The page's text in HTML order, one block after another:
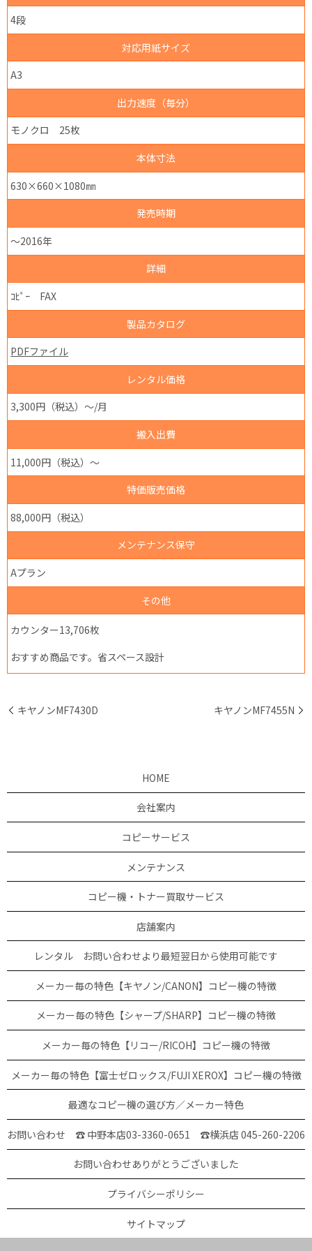
4段
対応用紙サイズ
A3
出力速度（毎分）
モノクロ 25枚
本体寸法
630×660×1080㎜
発売時期
～2016年
詳細
ｺﾋﾟｰ FAX
製品カタログ
PDFファイル
レンタル価格
3,300円（税込）～/月
搬入出費
11,000円（税込）～
特価販売価格
88,000円（税込）
メンテナンス保守
Aプラン
その他
カウンター13,706枚
おすすめ商品です。省スペース設計
キヤノンMF7430D キヤノンMF7455N
HOME
会社案内
コピーサービス
メンテナンス
コピー機・トナー買取サービス
店舗案内
レンタル お問い合わせより最短翌日から使用可能です
メーカー毎の特色【キヤノン/CANON】コピー機の特徴
メーカー毎の特色【シャープ/SHARP】コピー機の特徴
メーカー毎の特色【リコー/RICOH】コピー機の特徴
メーカー毎の特色【富士ゼロックス/FUJI XEROX】コピー機の特徴
最適なコピー機の選び方／メーカー特色
お問い合わせ ☎ 中野本店03-3360-0651 ☎横浜店 045-260-2206
お問い合わせありがとうございました
プライバシーポリシー
サイトマップ